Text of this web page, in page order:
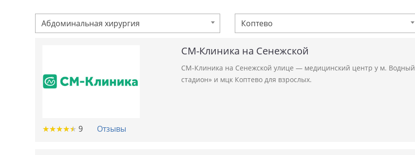
Абдоминальная хирургия Коптево
★★★★★
★★★★★ 9 Отзывы
СМ-Клиника на Сенежской
СМ-Клиника на Сенежской улице — медицинский центр у м. Водный
стадион» и мцк Коптево для взрослых.